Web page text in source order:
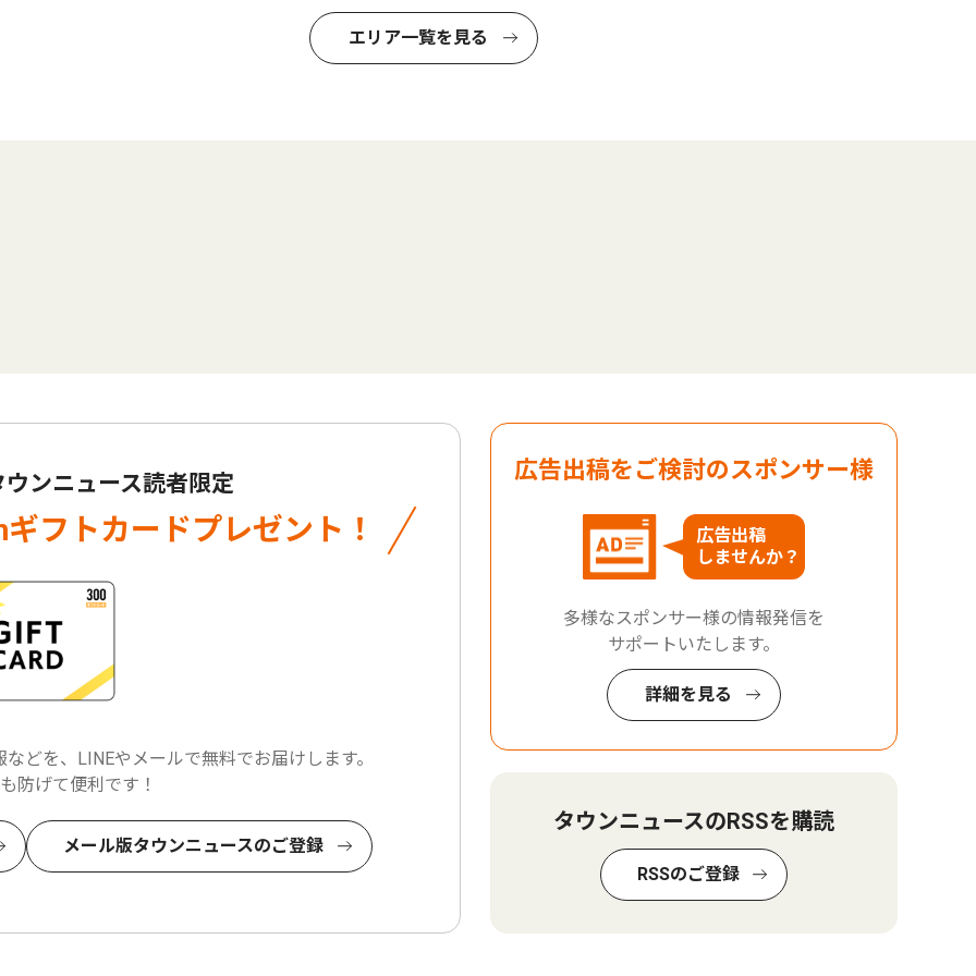
エリア一覧を見る
ンニュース読者限定
フトカードプレゼント！
などを、LINEやメールで無料でお届けします。
防げて便利です！
メール版タウンニュースのご登録
広告出稿をご検討のスポンサー様
広告出稿
しませんか？
多様なスポンサー様の情報発信を
サポートいたします。
詳細を見る
タウンニュースのRSSを購読
RSSのご登録